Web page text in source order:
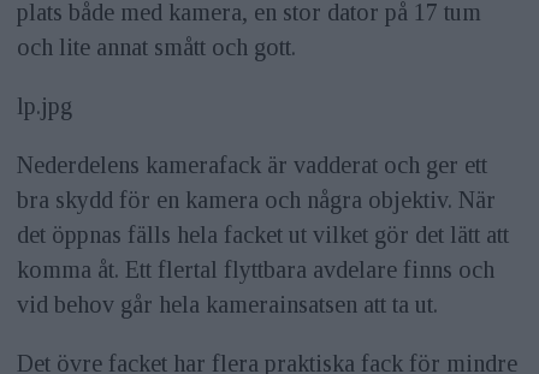
plats både med kamera, en stor dator på 17 tum
och lite annat smått och gott.
lp.jpg
Nederdelens kamerafack är vadderat och ger ett
bra skydd för en kamera och några objektiv. När
det öppnas fälls hela facket ut vilket gör det lätt att
komma åt. Ett flertal flyttbara avdelare finns och
vid behov går hela kamerainsatsen att ta ut.
Det övre facket har flera praktiska fack för mindre